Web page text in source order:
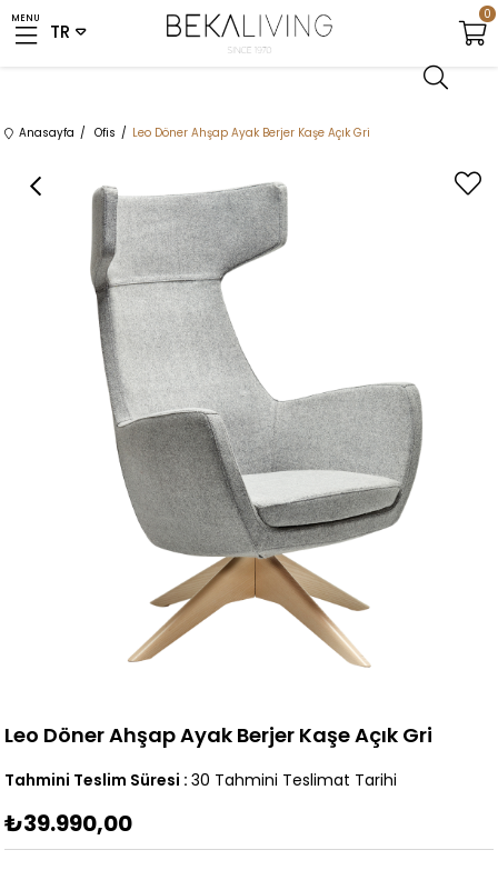
MENU 0
Anasayfa Ofis Leo Döner Ahşap Ayak Berjer Kaşe Açık Gri
Leo Döner Ahşap Ayak Berjer Kaşe Açık Gri
Tahmini Teslim Süresi : 30 Tahmini Teslimat Tarihi
₺39.990,00